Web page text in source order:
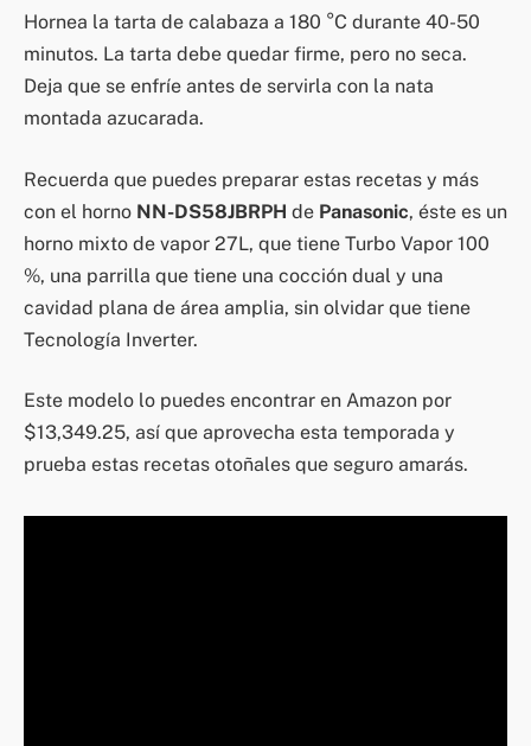
Hornea la tarta de calabaza a 180 °C durante 40-50
minutos. La tarta debe quedar firme, pero no seca.
Deja que se enfríe antes de servirla con la nata
montada azucarada.
Recuerda que puedes preparar estas recetas y más
con el horno NN-DS58JBRPH de Panasonic, éste es un
horno mixto de vapor 27L, que tiene Turbo Vapor 100
%, una parrilla que tiene una cocción dual y una
cavidad plana de área amplia, sin olvidar que tiene
Tecnología Inverter.
Este modelo lo puedes encontrar en Amazon por
$13,349.25, así que aprovecha esta temporada y
prueba estas recetas otoñales que seguro amarás.